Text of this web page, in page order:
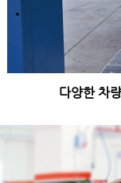
다양한 차